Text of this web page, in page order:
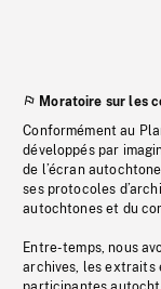
Moratoire sur les
Conformément au
développés par
de l’écran
ses protocoles
autochtones et du
Entre-temps, nous
archives, les extraits